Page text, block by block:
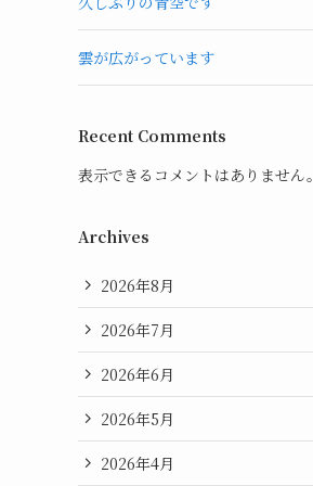
雲が広がっています
Recent Comments
表示できるコメントはありません。
Archives
2026年8月
2026年7月
2026年6月
2026年5月
2026年4月